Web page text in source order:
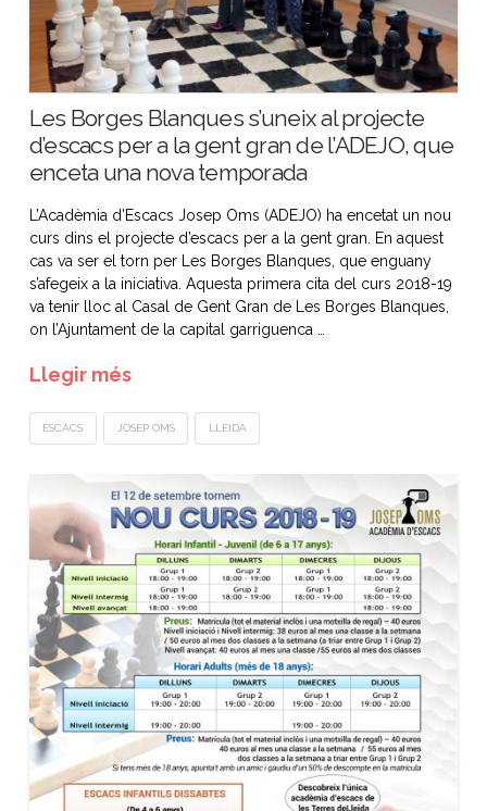
Les Borges Blanques s’uneix al projecte
d’escacs per a la gent gran de l’ADEJO, que
enceta una nova temporada
L’Acadèmia d’Escacs Josep Oms (ADEJO) ha encetat un nou
curs dins el projecte d’escacs per a la gent gran. En aquest
cas va ser el torn per Les Borges Blanques, que enguany
s’afegeix a la iniciativa. Aquesta primera cita del curs 2018-19
va tenir lloc al Casal de Gent Gran de Les Borges Blanques,
on l’Ajuntament de la capital garriguenca …
Llegir més
ESCACS JOSEP OMS LLEIDA